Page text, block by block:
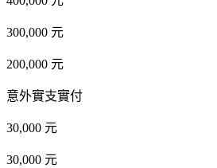
300,000 元
200,000 元
意外實支實付
30,000 元
30,000 元